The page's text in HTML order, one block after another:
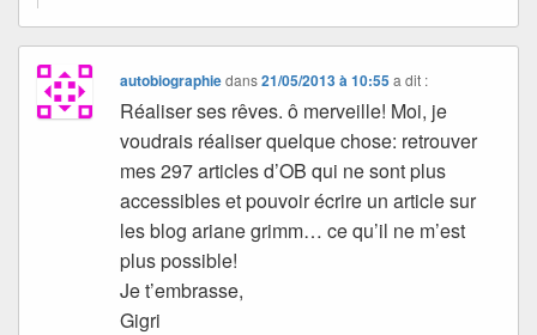
autobiographiedans21/05/2013 à 10:55 a dit :
Réaliser ses rêves. ô merveille! Moi, je
voudrais réaliser quelque chose: retrouver
mes 297 articles d’OB qui ne sont plus
accessibles et pouvoir écrire un article sur
les blog ariane grimm… ce qu’il ne m’est
plus possible!
Je t’embrasse,
Gigri